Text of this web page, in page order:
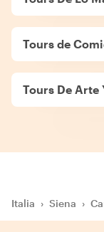
Tours de
Tours De Arte
Italia › Siena ›